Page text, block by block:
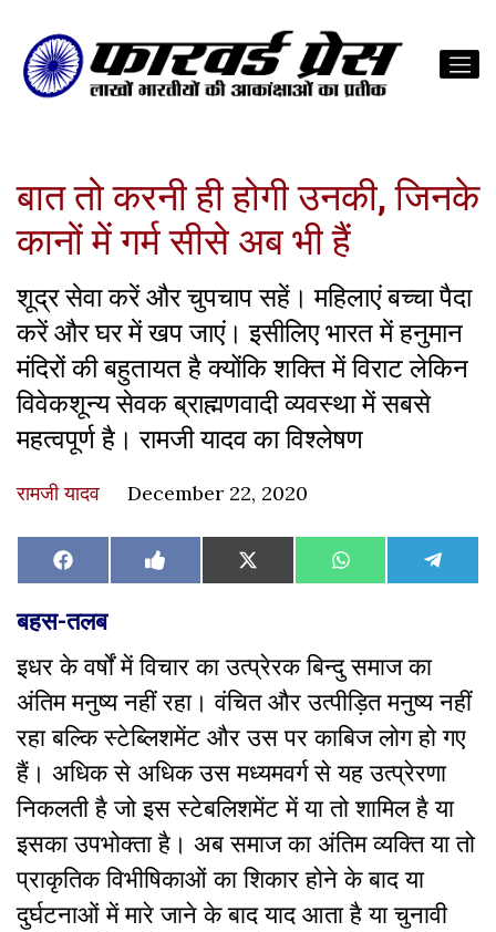
बात तो करनी ही होगी उनकी, जिनके
कानों में गर्म सीसे अब भी हैं
शूद्र सेवा करें और चुपचाप सहें। महिलाएं बच्चा पैदा
करें और घर में खप जाएं। इसीलिए भारत में हनुमान
मंदिरों की बहुतायत है क्योंकि शक्ति में विराट लेकिन
विवेकशून्य सेवक ब्राह्मणवादी व्यवस्था में सबसे
महत्वपूर्ण है। रामजी यादव का विश्लेषण
रामजी यादव December 22, 2020
Share
on
Facebook Share
on
Like
on
Share
on
X
(Twitter)
Share
on
WhatsAppShare
on
बहस-तलब
इधर के वर्षों में विचार का उत्प्रेरक बिन्दु समाज का
अंतिम मनुष्य नहीं रहा। वंचित और उत्पीड़ित मनुष्य नहीं
रहा बल्कि स्टेब्लिशमेंट और उस पर काबिज लोग हो गए
हैं। अधिक से अधिक उस मध्यमवर्ग से यह उत्प्रेरणा
निकलती है जो इस स्टेबलिशमेंट में या तो शामिल है या
इसका उपभोक्ता है। अब समाज का अंतिम व्यक्ति या तो
प्राकृतिक विभीषिकाओं का शिकार होने के बाद या
दुर्घटनाओं में मारे जाने के बाद याद आता है या चुनावी